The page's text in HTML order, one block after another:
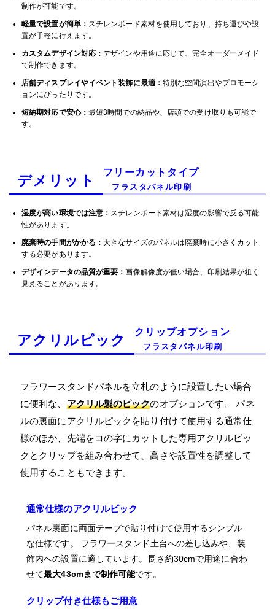
制作が可能です。
軽量で設置が簡単： スチレンボード素材を使用しており、持ち運びや設
置が手軽に行えます。
カスタムデザイン対応：デザインや用途に応じて、完全オーダーメイド
で制作できます。
店舗ディスプレイやイベント装飾に最適： 特別な空間演出やプロモーシ
ョンにぴったりです。
短納期対応で安心： 最短3時間での納品や、店頭での受け取りも可能で
す。
デメリット フリーカットタイプ
フラスタパネル印刷
湿度が高い環境では注意： スチレンボード素材は湿度の影響で反る可能
性があります。
廃棄時の手間がかかる：大きなサイズのパネルは廃棄時に小さくカット
する必要があります。
デザインデータの品質が重要：画像解像度が低い場合、印刷結果が粗く
見えることがあります。
アクリルピック クリップオプション
フラスタパネル印刷
フラワースタンドパネルを立札のように設置したい場合
に便利な、 アクリル製のピックのオプションです。 パネ
ルの裏面にアクリルピックを貼り付けて使用する通常仕
様のほか、先端をコの字にカットした専用アクリルピッ
クとクリップを組み合わせて、高さや設置性を調整して
使用することもできます。
通常仕様のアクリルピック
パネル裏面に両面テープで貼り付けて使用するシンプル
な仕様です。 フラワースタンド土台への差し込みや、装
飾内への設置に適しています。長さ約30cmで用途に合わ
せて最大43cmまで制作可能です。
クリップ付き仕様もご用意